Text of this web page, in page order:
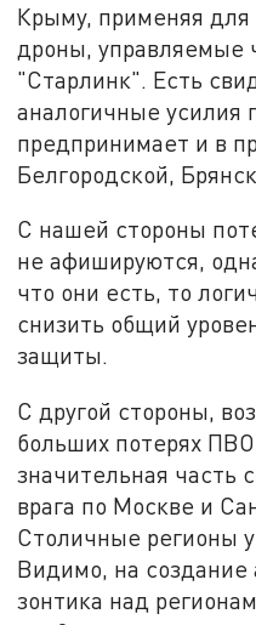
Крыму, применяя для
дроны, управляемые
"Старлинк". Есть
аналогичные усилия
предпринимает и в
Белгородской,
С нашей стороны
не афишируются,
что они есть, то
снизить общий
защиты.
С другой стороны,
больших потерях
значительная часть
врага по Москве и
Столичные регионы
Видимо, на создание
зонтика над